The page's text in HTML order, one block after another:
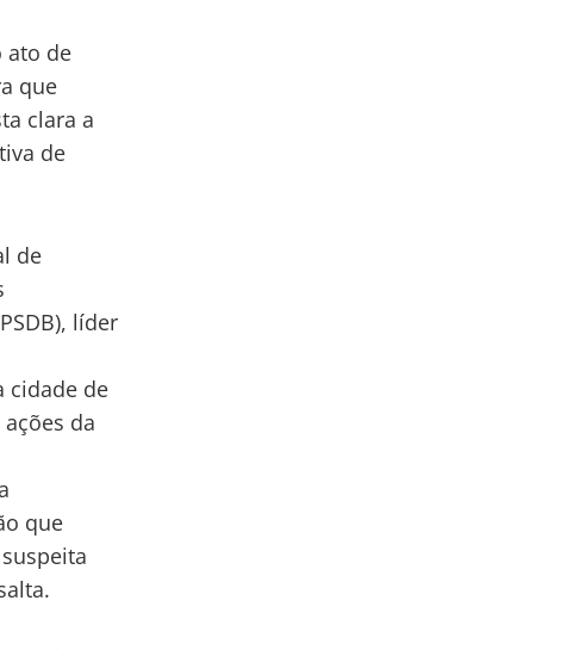
ato de
que
clara a
de
de
líder
cidade de
da
que